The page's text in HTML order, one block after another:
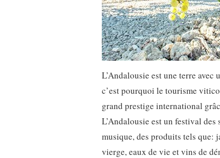
L’Andalousie est une terre
c’est pourquoi le tourisme
grand prestige international
L’Andalousie est un festival
musique, des produits tels que:
vierge, eaux de vie et vins de